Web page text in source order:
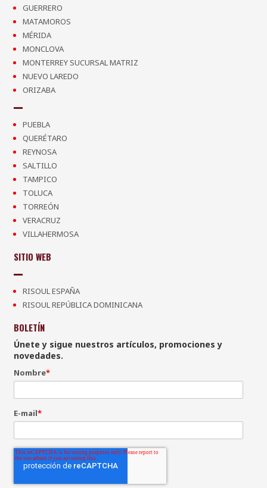
GUERRERO
MATAMOROS
MÉRIDA
MONCLOVA
MONTERREY SUCURSAL MATRIZ
NUEVO LAREDO
ORIZABA
PUEBLA
QUERÉTARO
REYNOSA
SALTILLO
TAMPICO
TOLUCA
TORREÓN
VERACRUZ
VILLAHERMOSA
SITIO WEB
RISOUL ESPAÑA
RISOUL REPÚBLICA DOMINICANA
BOLETÍN
Únete y sigue nuestros artículos, promociones y
novedades.
Nombre*
E-mail*